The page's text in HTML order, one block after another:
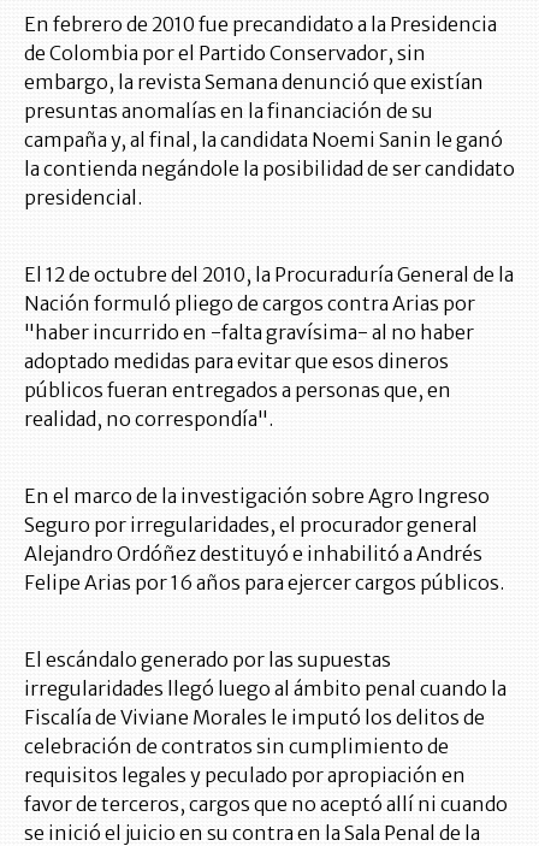
En febrero de 2010 fue precandidato a la Presidencia
de Colombia por el Partido Conservador, sin
embargo, la revista Semana denunció que existían
presuntas anomalías en la financiación de su
campaña y, al final, la candidata Noemi Sanin le ganó
la contienda negándole la posibilidad de ser candidato
presidencial.
El 12 de octubre del 2010, la Procuraduría General de la
Nación formuló pliego de cargos contra Arias por
"haber incurrido en -falta gravísima- al no haber
adoptado medidas para evitar que esos dineros
públicos fueran entregados a personas que, en
realidad, no correspondía".
En el marco de la investigación sobre Agro Ingreso
Seguro por irregularidades, el procurador general
Alejandro Ordóñez destituyó e inhabilitó a Andrés
Felipe Arias por 16 años para ejercer cargos públicos.
El escándalo generado por las supuestas
irregularidades llegó luego al ámbito penal cuando la
Fiscalía de Viviane Morales le imputó los delitos de
celebración de contratos sin cumplimiento de
requisitos legales y peculado por apropiación en
favor de terceros, cargos que no aceptó allí ni cuando
se inició el juicio en su contra en la Sala Penal de la